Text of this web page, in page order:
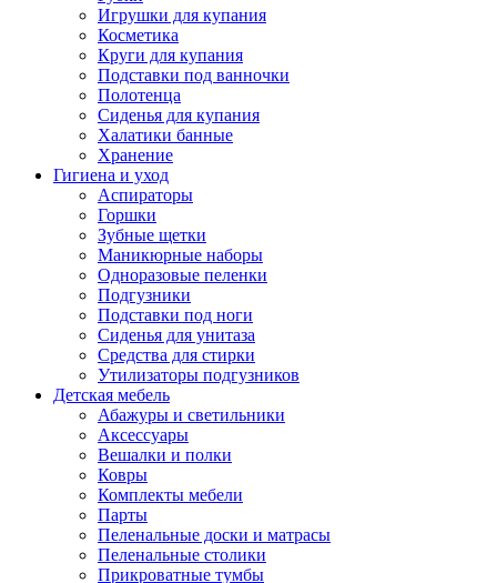
Игрушки для купания
Косметика
Круги для купания
Подставки под ванночки
Полотенца
Сиденья для купания
Халатики банные
Хранение
Гигиена и уход
Аспираторы
Горшки
Зубные щетки
Маникюрные наборы
Одноразовые пеленки
Подгузники
Подставки под ноги
Сиденья для унитаза
Средства для стирки
Утилизаторы подгузников
Детская мебель
Абажуры и светильники
Аксессуары
Вешалки и полки
Ковры
Комплекты мебели
Парты
Пеленальные доски и матрасы
Пеленальные столики
Прикроватные тумбы